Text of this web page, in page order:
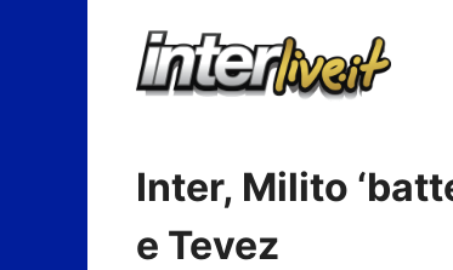
Inter, Milito
e Tevez